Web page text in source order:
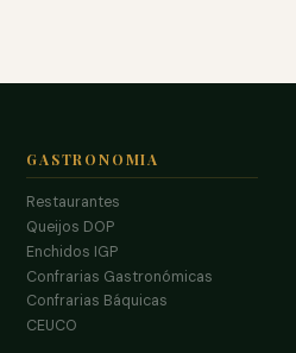
GASTRONOMIA
Restaurantes
Queijos DOP
Enchidos IGP
Confrarias Gastronómicas
Confrarias Báquicas
CEUCO